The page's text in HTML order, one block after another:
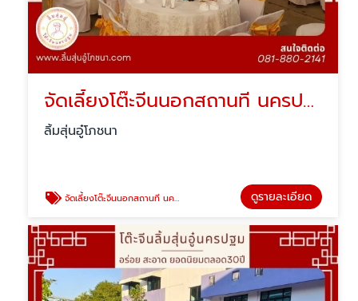
จัดเลี้ยงโต๊ะจีนนอกสถานที นครปฐม
ลิ้มสุ่นอู๋โภชนา
จัดเลี้ยงโต๊ะจีนนอกสถานที นครปฐม ดูรายละเอียด